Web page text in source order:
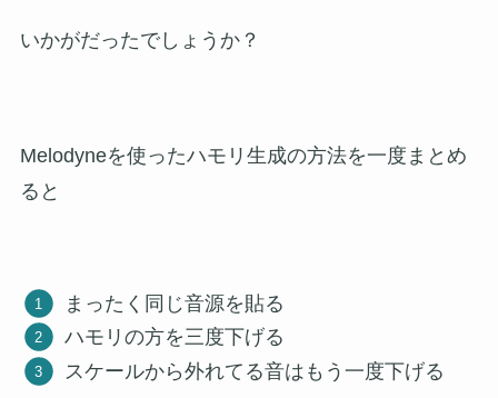
いかがだったでしょうか？
Melodyneを使ったハモリ生成の方法を一度まとめ
ると
まったく同じ音源を貼る
ハモリの方を三度下げる
スケールから外れてる音はもう一度下げる